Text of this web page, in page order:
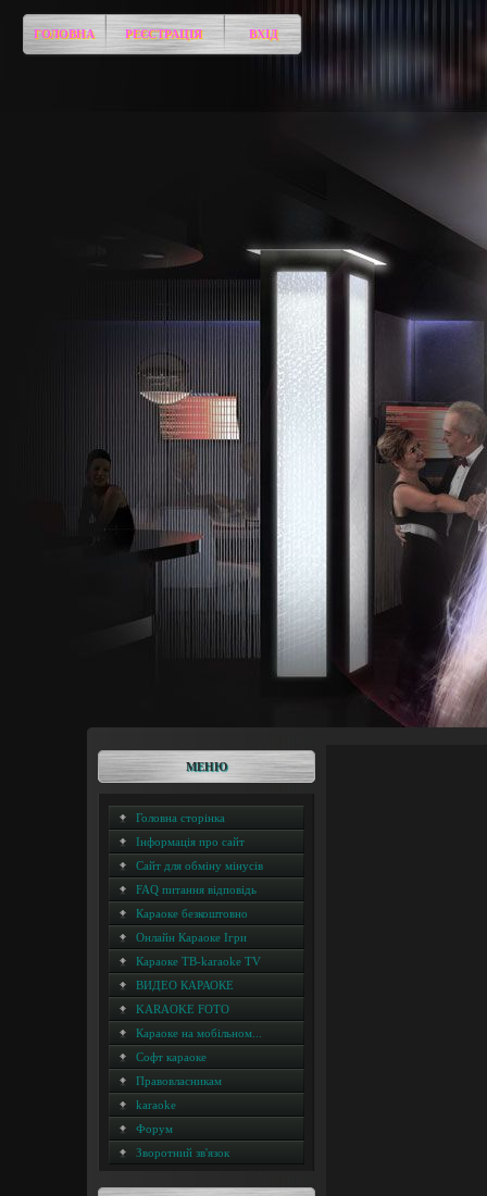
ГОЛОВНА РЕЄСТРАЦІЯ ВХІД
МЕНЮ
Головна сторінка
Інформація про сайт
Сайт для обміну мінусів
FAQ питання відповідь
Караоке безкоштовно
Онлайн Караоке Ігри
Караоке ТВ-karaoke TV
ВИДЕО КАРАОКЕ
KARAOKE FOTO
Караоке на мобільном...
Софт караоке
Правовласникам
karaoke
Форум
Зворотний зв'язок